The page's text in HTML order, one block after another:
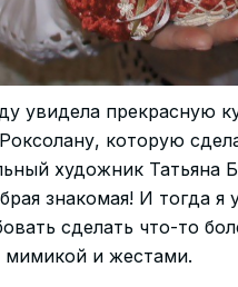
увидела прекрасную
которую
художник Татьяна
знакомая! И тогда я
сделать что-то
мимикой и жестами.